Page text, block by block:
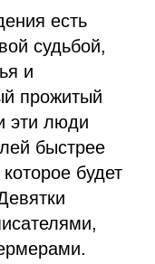
есть
судьбой,
и
прожитый
эти люди
быстрее
будет